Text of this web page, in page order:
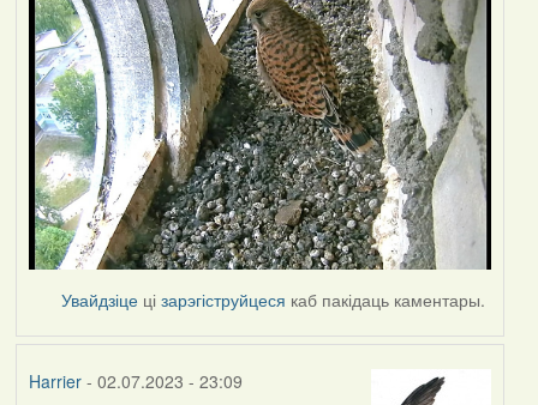
Увайдзіце цізарэгіструйцеся каб пакідаць каментары.
Harrier- 02.07.2023 - 23:09